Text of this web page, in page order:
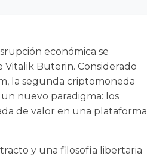
económica se
Buterin. Considerado
la segunda criptomoneda
nuevo paradigma: los
de valor en una plataforma
y una filosofía libertaria